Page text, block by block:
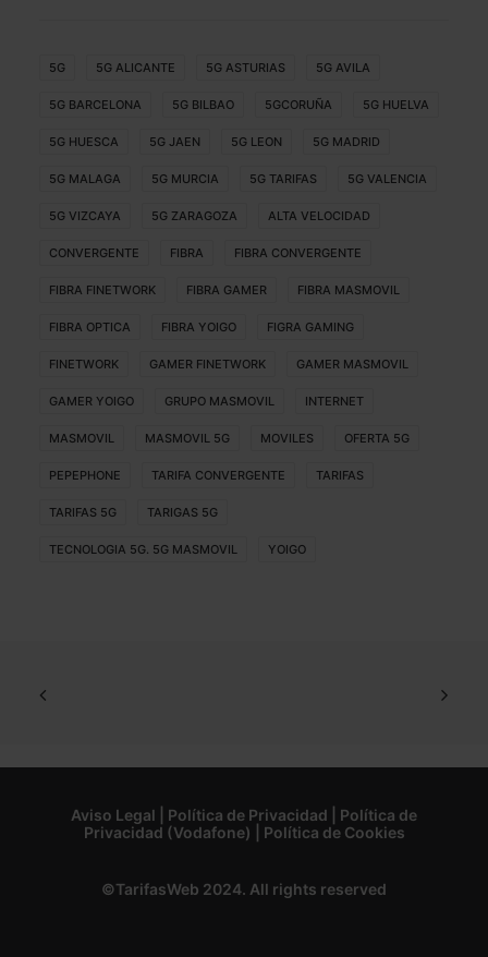
5G 5G ALICANTE 5G ASTURIAS 5G AVILA
5G BARCELONA 5G BILBAO 5GCORUÑA 5G HUELVA
5G HUESCA 5G JAEN 5G LEON 5G MADRID
5G MALAGA 5G MURCIA 5G TARIFAS 5G VALENCIA
5G VIZCAYA 5G ZARAGOZA ALTA VELOCIDAD
CONVERGENTE FIBRA FIBRA CONVERGENTE
FIBRA FINETWORK FIBRA GAMER FIBRA MASMOVIL
FIBRA OPTICA FIBRA YOIGO FIGRA GAMING
FINETWORK GAMER FINETWORK GAMER MASMOVIL
GAMER YOIGO GRUPO MASMOVIL INTERNET
MASMOVIL MASMOVIL 5G MOVILES OFERTA 5G
PEPEPHONE TARIFA CONVERGENTE TARIFAS
TARIFAS 5G TARIGAS 5G
TECNOLOGIA 5G. 5G MASMOVIL YOIGO
Aviso Legal Política de Privacidad
Política de
Privacidad (Vodafone)
Política de Cookies
©TarifasWeb 2024. All rights reserved